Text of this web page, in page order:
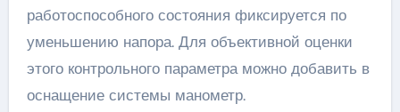
работоспособного состояния фиксируется по
уменьшению напора. Для объективной оценки
этого контрольного параметра можно добавить в
оснащение системы манометр.